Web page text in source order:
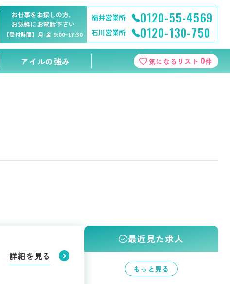
お仕事をお探しの方、
お気軽にお電話下さい
【受付時間】月-金 9:00~17:30
福井営業所 0120-55-4569
石川営業所 0120-130-750
アイルの強み 気になるリスト 0件
詳細を見る
最近見た求人
もっと見る